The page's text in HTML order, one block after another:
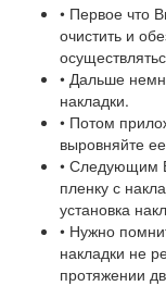
• Первое что
очистить и
• Дальше
накладки.
• Потом
выровняйте
• Следующим
пленку с
установка
• Нужно
накладки не
протяжении